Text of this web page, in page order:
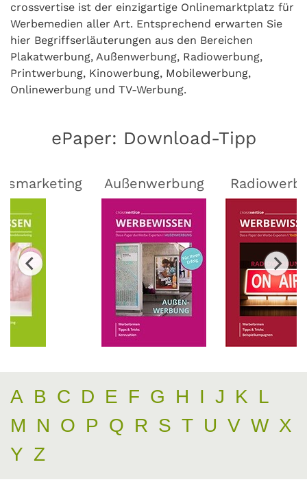
crossvertise ist der einzigartige Onlinemarktplatz für
Werbemedien aller Art. Entsprechend erwarten Sie
hier Begriffserläuterungen aus den Bereichen
Plakatwerbung, Außenwerbung, Radiowerbung,
Printwerbung, Kinowerbung, Mobilewerbung,
Onlinewerbung und TV-Werbung.
ePaper: Download-Tipp
Außenwerbung
A B C D E F G H I J K L
M
N O P Q R S T U V W X
Y Z